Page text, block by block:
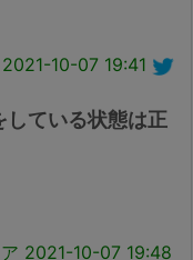
2021-10-07 19:41
している状態は正
2021-10-07 19:48